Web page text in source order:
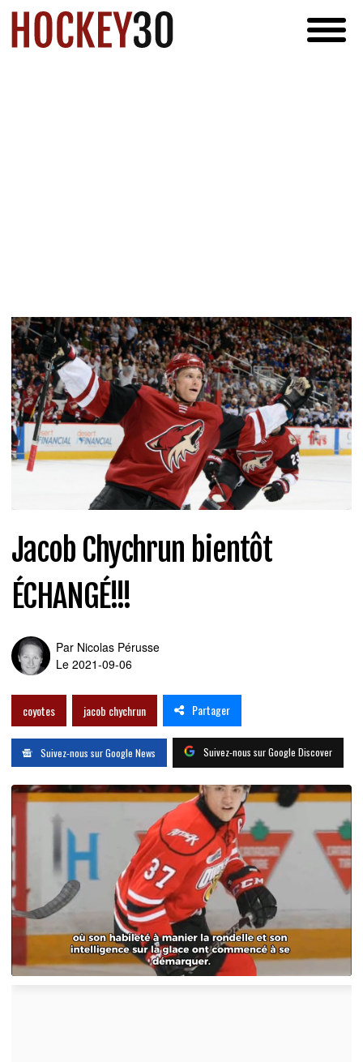
Jacob Chychrun bientôt
ÉCHANGÉ!!!
Par Nicolas Pérusse
Le 2021-09-06
coyotes jacob chychrun Partager
Suivez-nous sur Google News Suivez-nous sur Google Discover